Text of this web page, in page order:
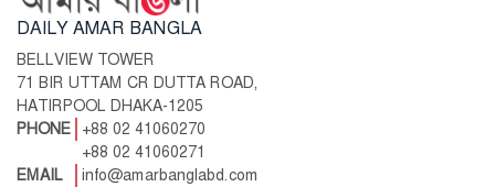
DAILY AMAR BANGLA
BELLVIEW TOWER
71 BIR UTTAM CR DUTTA ROAD,
HATIRPOOL DHAKA-1205
PHONE
+88 02 41060270
+88 02 41060271
EMAIL
info@amarbanglabd.com